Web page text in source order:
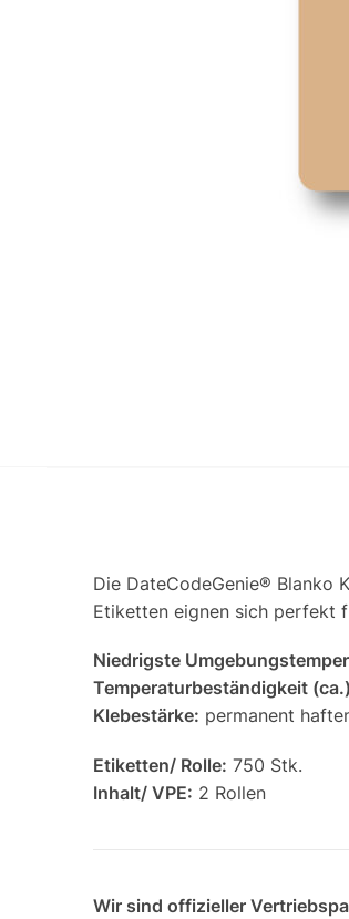
Die DateCodeGenie® Blanko
Etiketten eignen sich perfekt
Niedrigste
Temperaturbeständigkeit
Klebestärke: permanent
Etiketten/ Rolle: 750 Stk.
Inhalt/ VPE: 2 Rollen
Wir sind offizieller